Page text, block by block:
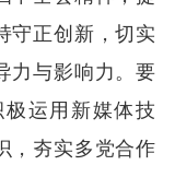
守正创新，切实
力与影响力。要
运用新媒体技
，夯实多党合作